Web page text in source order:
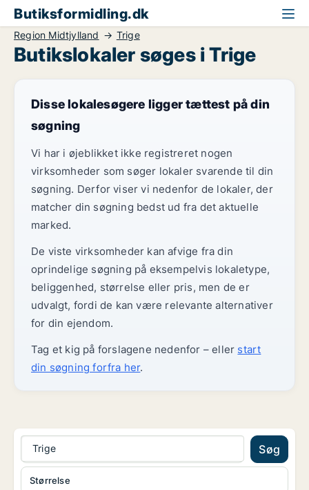
Butiksformidling.dk
Region Midtjylland Trige
Butikslokaler søges i Trige
Disse lokalesøgere ligger tættest på din
søgning
Vi har i øjeblikket ikke registreret nogen
virksomheder som søger lokaler svarende til din
søgning. Derfor viser vi nedenfor de lokaler, der
matcher din søgning bedst ud fra det aktuelle
marked.
De viste virksomheder kan afvige fra din
oprindelige søgning på eksempelvis lokaletype,
beliggenhed, størrelse eller pris, men de er
udvalgt, fordi de kan være relevante alternativer
for din ejendom.
Tag et kig på forslagene nedenfor – eller start
din søgning forfra her.
Trige Søg
Størrelse